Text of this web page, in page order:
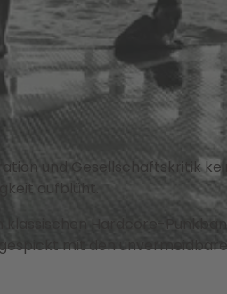
und Gesellschaftskritik
aufblüht.
klassischen Hardcore-
gespickt mit den